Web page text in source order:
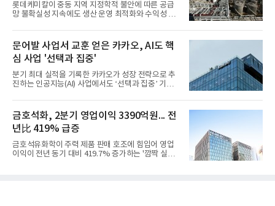
롯데케미칼이 중동 지역 지정학적 불안에 따른 공급
망 불확실성 지속에도 생산 운영 최적화와 수익성 중
어갔다.롯데케미칼이 2026년 2분기 연결 기준 매출
액 5조6864억원, 영업이익 1101억원을 기록했다고 7
일 밝혔다. 사업별로는 기초화학 부문(롯데케미칼 기
초소재사업·LC타이탄·LC USA·롯데대산석화)이 매
출 3조9403억원, 영업이익 23억원을 기록했다. 정기
보수 영향과 원료 가격 변동에 따른 래깅 효과로 전분
기 대비 수익성은 둔화됐지만 흑자 전환 흐름을 유지
우호적인 환율 효과
문어발 사업서 교훈 얻은 카카오, AI도 핵
심 사업 '선택과 집중'
분기 최대 실적을 기록한 카카오가 성장 전략으로 추
진하는 인공지능(AI) 사업에서도 ‘선택과 집중’ 기조
라 투자에 나서는 것과 달리, 카카오는 ‘카카오톡’이
라는 플랫폼 경쟁력을 활용한 AI 에이전트 서비스에
집중하는 전략이다. 과거 무리한 사업 확장 과정에서
겪었던 시행착오를 되풀이하지 않고 핵심 역량에 집
중하겠다는 취지로 풀이된다.7일 업계에 따르면 카카
오는 올해 2분기 연결 기준 매출 2조985억원, 영업이
익 2770억원을 기록했다. 전년 동기 대비 매출과 영업
금호석화, 2분기 영업이익 3390억원... 전
년比 419% 급증
금호석유화학이 주력 제품 판매 호조에 힘입어 영업
이익이 전년 동기 대비 419.7% 증가하는 '깜짝 실